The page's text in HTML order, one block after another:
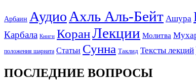
Арбаин Аудио Ахль Аль-Бейт Ашура
Карбала Книги КоранЛекции Молитва
положения шариата Статьи Сунна Таклид Тексты лекций
ПОСЛЕДНИЕ ВОПРОСЫ